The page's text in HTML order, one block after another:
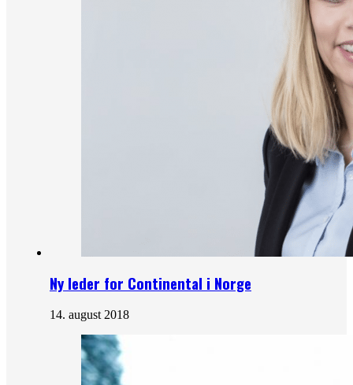
Ny leder for Continental i Norge
14. august 2018